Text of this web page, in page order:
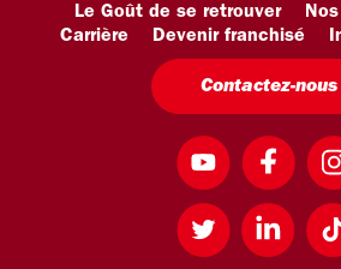
Le Goût de se retrouver
Carrière
Devenir franchisé
Contactez-nous